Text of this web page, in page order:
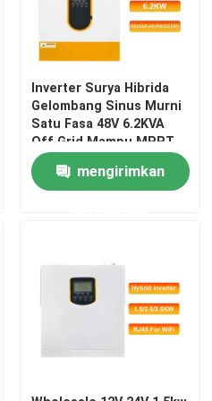
Inverter Surya Hibrida
Gelombang Sinus Murni
Satu Fasa 48V 6.2KVA
Off Grid Mampu MPPT
Tanpa Operasi Baterai
mengirimkan